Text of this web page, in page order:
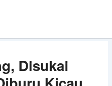
Disukai